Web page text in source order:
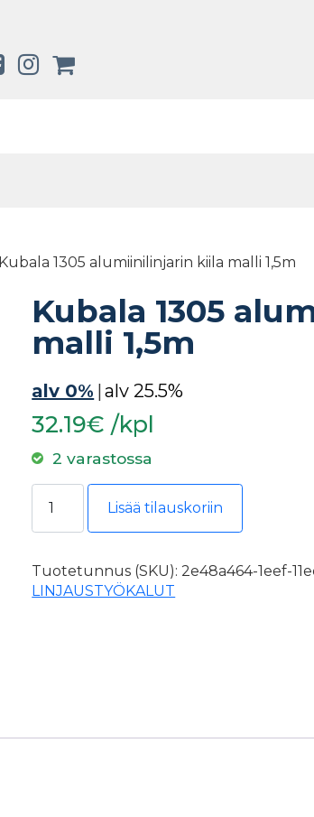
1305 alumiinilinjarin kiila malli 1,5m
Kubala 1305
malli 1,5m
alv 0% |alv 25.5%
32.19€ /kpl
2 varastossa
Kubala 1305 alumiinilinjarin kiila malli
Lisää tilauskoriin
Tuotetunnus (SKU):2e48a464-1eef-
LINJAUSTYÖKALUT